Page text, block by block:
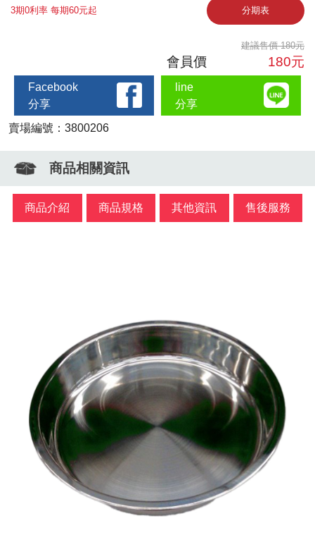
3期0利率 每期60元起 分期表
建議售價 180元
會員價 180元
Facebook
分享
line
分享
賣場編號：3800206
商品相關資訊
商品介紹 商品規格 其他資訊 售後服務